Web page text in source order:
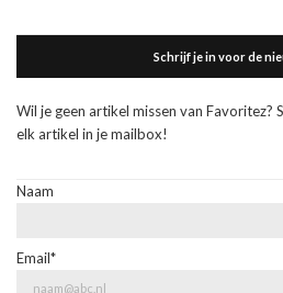
Schrijf je in voor de
Wil je geen artikel missen van Favoritez?
elk artikel in je mailbox!
Naam
Email*